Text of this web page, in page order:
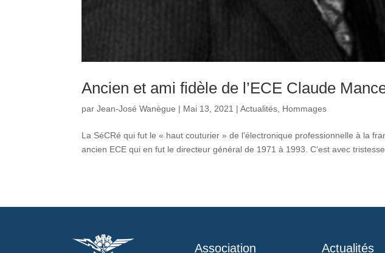
Ancien et ami fidèle de l’ECE Claude
parJean-José Wanègue | Mai 13, 2021 |Actualités Hommages
La SéCRé qui fut le « haut couturier » de l’électronique professionnelle à la
ancien ECE qui en fut le directeur général de 1971 à 1993. C’est avec
Association Actualités